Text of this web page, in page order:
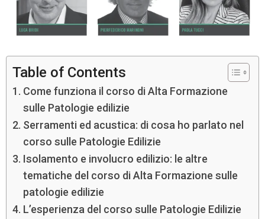
Table of Contents
Come funziona il corso di Alta Formazione
sulle Patologie edilizie
Serramenti ed acustica: di cosa ho parlato nel
corso sulle Patologie Edilizie
Isolamento e involucro edilizio: le altre
tematiche del corso di Alta Formazione sulle
patologie edilizie
L’esperienza del corso sulle Patologie Edilizie